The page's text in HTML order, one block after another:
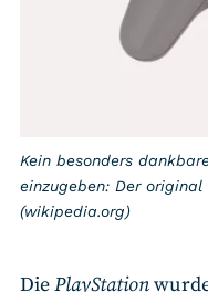
Kein besonders
einzugeben: Der original
(wikipedia.org)
DiePlayStation